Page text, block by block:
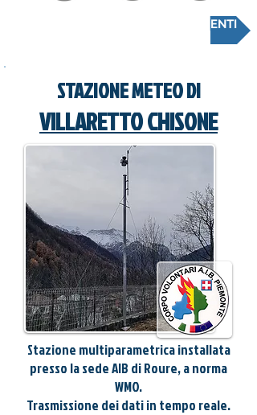
CONSULTA LA SCHEDA RILEVAMENTI
STAZIONE METEO DI
VILLARETTO CHISONE
Stazione multiparametrica installata
presso la sede AIB di Roure, a norma
WMO.
Trasmissione dei dati in tempo reale.